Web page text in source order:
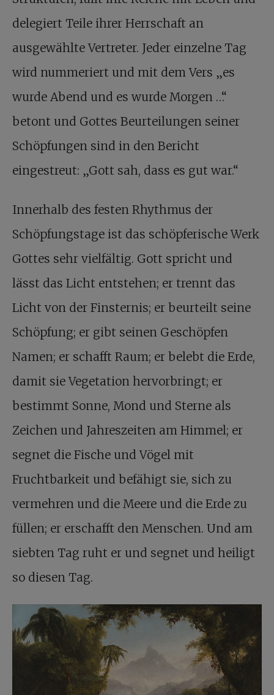
delegiert Teile ihrer Herrschaft an
ausgewählte Vertreter. Jeder einzelne Tag
wird nummeriert und mit dem Vers „es
wurde Abend und es wurde Morgen …“
betont und Gottes Beurteilungen seiner
Schöpfungen sind in den Bericht
eingestreut: „Gott sah, dass es gut war.“
Innerhalb des festen Rhythmus der
Schöpfungstage ist das schöpferische Werk
Gottes sehr vielfältig. Gott spricht und
lässt das Licht entstehen; er trennt das
Licht von der Finsternis; er beurteilt seine
Schöpfung; er gibt seinen Geschöpfen
Namen; er schafft Raum; er belebt die Erde,
damit sie Vegetation hervorbringt; er
bestimmt Sonne, Mond und Sterne als
Zeichen und Jahreszeiten am Himmel; er
segnet die Fische und Vögel mit
Fruchtbarkeit und befähigt sie, sich zu
vermehren und die Meere und die Erde zu
füllen; er erschafft den Menschen. Und am
siebten Tag ruht er und segnet und heiligt
so diesen Tag.